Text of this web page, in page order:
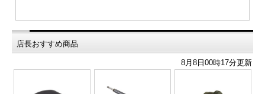
店長おすすめ商品